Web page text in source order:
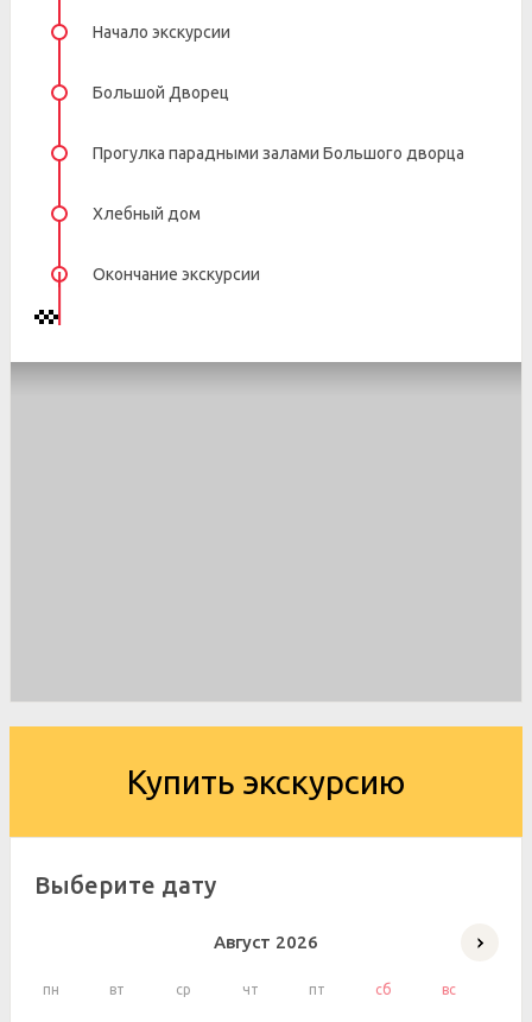
Начало экскурсии
Большой Дворец
Прогулка парадными залами Большого дворца
Хлебный дом
Окончание экскурсии
Купить экскурсию
Выберите дату
Август 2026
пн вт ср чт пт сб вс